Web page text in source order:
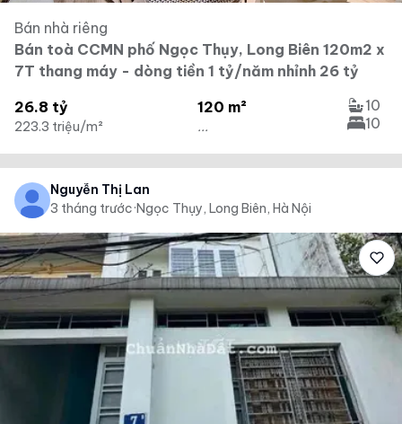
Bán nhà riêng
Bán toà CCMN phố Ngọc Thụy, Long Biên 120m2 x
7T thang máy - dòng tiền 1 tỷ/năm nhỉnh 26 tỷ
26.8 tỷ
223.3 triệu/m²
120 m²
...
10
10
Nguyễn Thị Lan
3 tháng trước·Ngọc Thụy, Long Biên, Hà Nội